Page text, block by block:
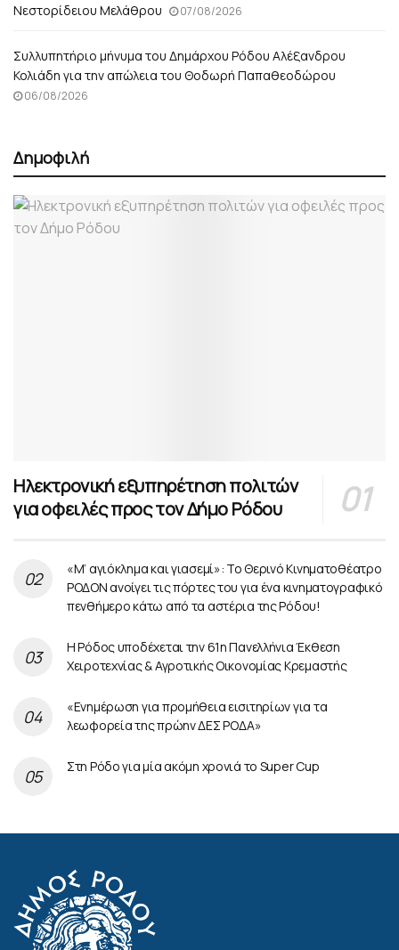
Νεστορίδειου Μελάθρου
07/08/2026
Συλλυπητήριο μήνυμα του Δημάρχου Ρόδου Αλέξανδρου
Κολιάδη για την απώλεια του Θοδωρή Παπαθεοδώρου
06/08/2026
Δημοφιλή
Ηλεκτρονική εξυπηρέτηση πολιτών
για οφειλές προς τον Δήμο Ρόδου
«Μ’ αγιόκλημα και γιασεμί»: Το Θερινό Κινηματοθέατρο
ΡΟΔΟΝ ανοίγει τις πόρτες του για ένα κινηματογραφικό
πενθήμερο κάτω από τα αστέρια της Ρόδου!
Η Ρόδος υποδέχεται την 61η Πανελλήνια Έκθεση
Χειροτεχνίας & Αγροτικής Οικονομίας Κρεμαστής
«Ενημέρωση για προμήθεια εισιτηρίων για τα
λεωφορεία της πρώην ΔΕΣ ΡΟΔΑ»
Στη Ρόδο για μία ακόμη χρονιά το Super Cup